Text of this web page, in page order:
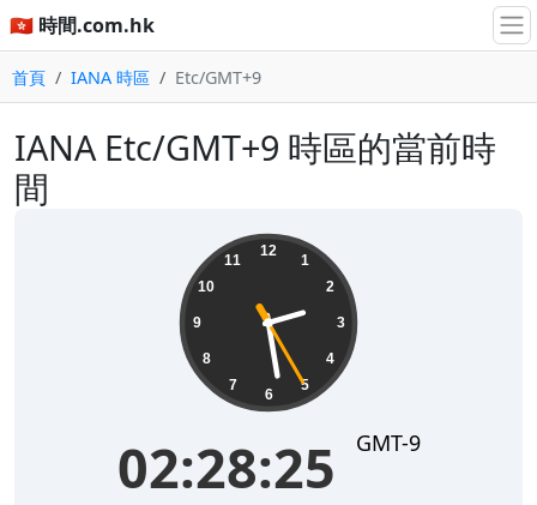
🇭🇰 時間.com.hk
首頁 IANA 時區 Etc/GMT+9
IANA Etc/GMT+9 時區的當前時
間
12
1
2
3
4
5
6
7
8
9
10
11
02:28:25 GMT-9